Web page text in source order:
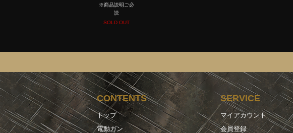
※商品説明ご必
読
SOLD OUT
CONTENTS
トップ
電動ガン
SERVICE
マイアカウント
会員登録